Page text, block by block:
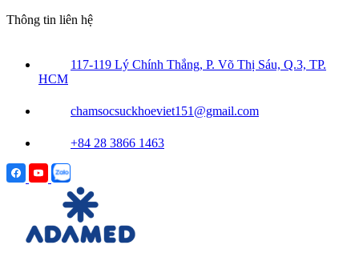
Thông tin liên hệ
117-119 Lý Chính Thắng, P. Võ Thị Sáu, Q.3, TP.
HCM
chamsocsuckhoeviet151@gmail.com
+84 28 3866 1463